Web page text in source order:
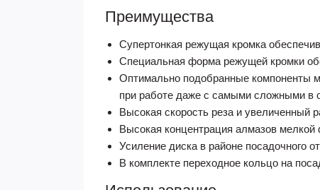
Преимущества
Супертонкая режущая кромка
Специальная форма режущей кромки
Оптимально подобранные компоненты
при работе даже с самыми сложными в
Высокая скорость реза и увеличенный
Высокая концентрация алмазов
Усиление диска в районе посадочного
В комплекте переходное кольцо на